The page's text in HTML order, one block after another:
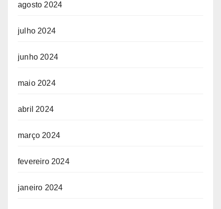
agosto 2024
julho 2024
junho 2024
maio 2024
abril 2024
março 2024
fevereiro 2024
janeiro 2024